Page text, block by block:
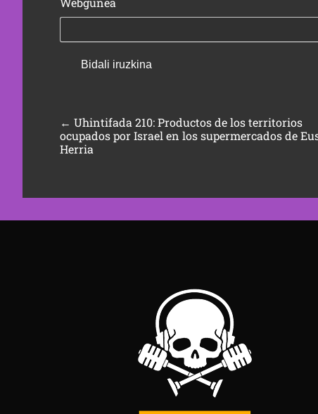
←Uhintifada 210: Productos de los territorios
ocupados por Israel en los supermercados de
Herria